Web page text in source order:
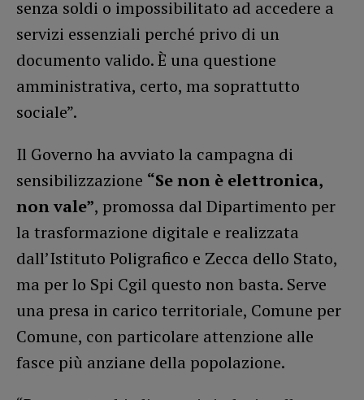
senza soldi o impossibilitato ad accedere a
servizi essenziali perché privo di un
documento valido. È una questione
amministrativa, certo, ma soprattutto
sociale”.
Il Governo ha avviato la campagna di
sensibilizzazione “Se non è elettronica,
non vale”, promossa dal Dipartimento per
la trasformazione digitale e realizzata
dall’Istituto Poligrafico e Zecca dello Stato,
ma per lo Spi Cgil questo non basta. Serve
una presa in carico territoriale, Comune per
Comune, con particolare attenzione alle
fasce più anziane della popolazione.